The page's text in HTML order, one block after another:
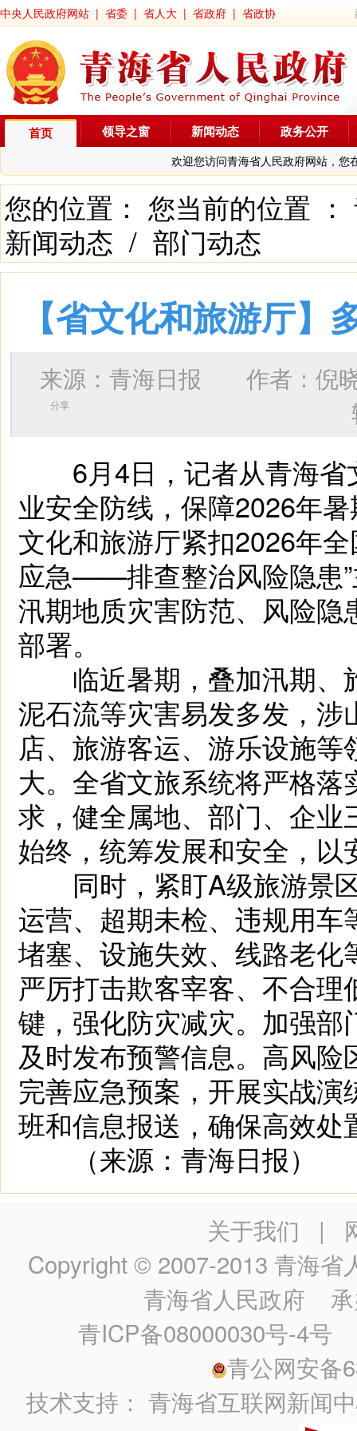
中央人民政府网站 | 省委 | 省人大 | 省政府 | 省政协
首页
欢迎您访问青海省人民政府网站，您
领导之窗 新闻动态 政务公开
您的位置： 您当前的位置 ：
新闻动态 / 部门动态
【省文化和旅游厅
来源：青海日报 作者：倪
分享
6月4日，记者从青海省
业安全防线，保障2026年
文化和旅游厅紧扣2026年
应急——排查整治风险隐患
汛期地质灾害防范、风险
部署。
临近暑期，叠加汛期、
泥石流等灾害易发多发，
店、旅游客运、游乐设施
大。全省文旅系统将严格落
求，健全属地、部门、企
始终，统筹发展和安全，
同时，紧盯A级旅游景区
运营、超期未检、违规用
堵塞、设施失效、线路老
严厉打击欺客宰客、不合
键，强化防灾减灾。加强部
及时发布预警信息。高风
完善应急预案，开展实战
班和信息报送，确保高效处
（来源：青海日报）
关于我们 |
Copyright © 2007-2013 青海省
青海省人民政府 承
青ICP备08000030号-4号
青公网安备
技术支持：青海省互联网新闻